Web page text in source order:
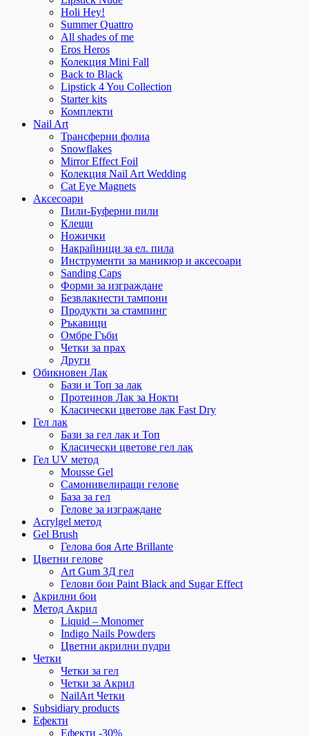
Holi Hey!
Summer Quattro
All shades of me
Eros Heros
Колекция Mini Fall
Back to Black
Lipstick 4 You Collection
Starter kits
Комплекти
Nail Art
Трансферни фолиа
Snowflakes
Mirror Effect Foil
Колекция Nail Art Wedding
Cat Eye Magnets
Аксесоари
Пили-Буферни пили
Клещи
Ножички
Накрайници за ел. пила
Инструменти за маникюр и аксесоари
Sanding Caps
Форми за изграждане
Безвлакнести тампони
Продукти за стампинг
Ръкавици
Омбре Гъби
Четки за прах
Други
Обикновен Лак
Бази и Топ за лак
Протеинов Лак за Нокти
Класически цветове лак Fast Dry
Гел лак
Бази за гел лак и Топ
Класически цветове гел лак
Гел UV метод
Mousse Gel
Самонивелиращи гелове
База за гел
Гелове за изграждане
Acrylgel метод
Gel Brush
Гелова боя Arte Brillante
Цветни гелове
Art Gum 3Д гел
Гелови бои Paint Black and Sugar Effect
Акрилни бои
Метод Акрил
Liquid – Monomer
Indigo Nails Powders
Цветни акрилни пудри
Четки
Четки за гел
Четки за Акрил
NailArt Четки
Subsidiary products
Ефекти
Ефекти -30%